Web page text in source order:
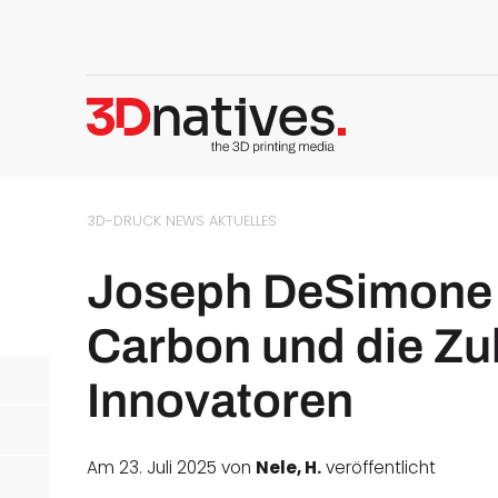
3D-DRUCK NEWS AKTUELLES
Joseph
Carbon und die
Innovatoren
Am 23. Juli 2025 von Nele, H.veröffentlicht